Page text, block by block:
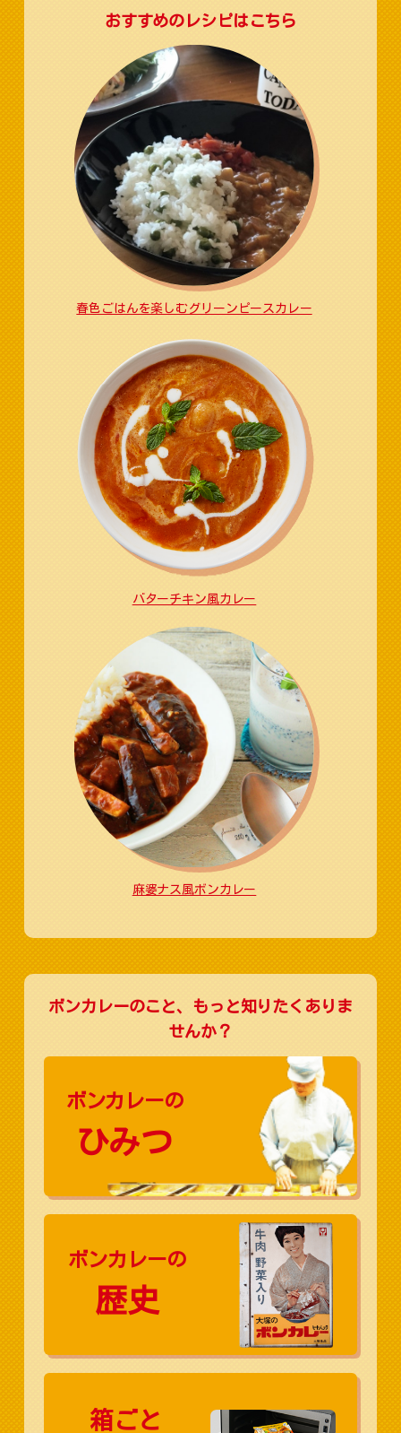
おすすめのレシピはこちら
春色ごはんを楽しむグリーンピースカレー
バターチキン風カレー
麻婆ナス風ボンカレー
ボンカレーのこと、もっと知りたくありま
せんか？
ボンカレーの
ひみつ
ボンカレーの
歴史
箱ごと